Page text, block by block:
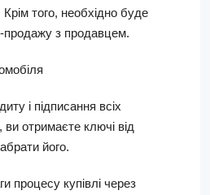
Крім того, необхідно буде
продажу з продавцем.
і підписання всіх
ви отримаєте ключі від
його.
процесу купівлі через